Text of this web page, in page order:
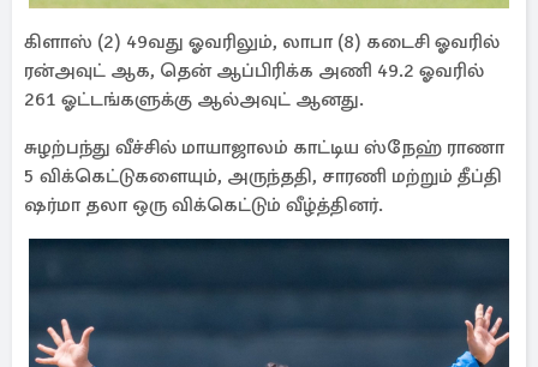
கிளாஸ் (2) 49வது ஓவரிலும், லாபா (8) கடைசி ஓவரில்
ரன்அவுட் ஆக, தென் ஆப்பிரிக்க அணி 49.2 ஓவரில்
261 ஓட்டங்களுக்கு ஆல்அவுட் ஆனது.
சுழற்பந்து வீச்சில் மாயாஜாலம் காட்டிய ஸ்நேஹ் ராணா
5 விக்கெட்டுகளையும், அருந்ததி, சாரணி மற்றும் தீப்தி
ஷர்மா தலா ஒரு விக்கெட்டும் வீழ்த்தினர்.